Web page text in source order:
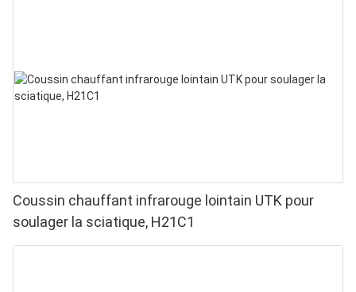
Coussin chauffant infrarouge lointain UTK pour
soulager la sciatique, H21C1